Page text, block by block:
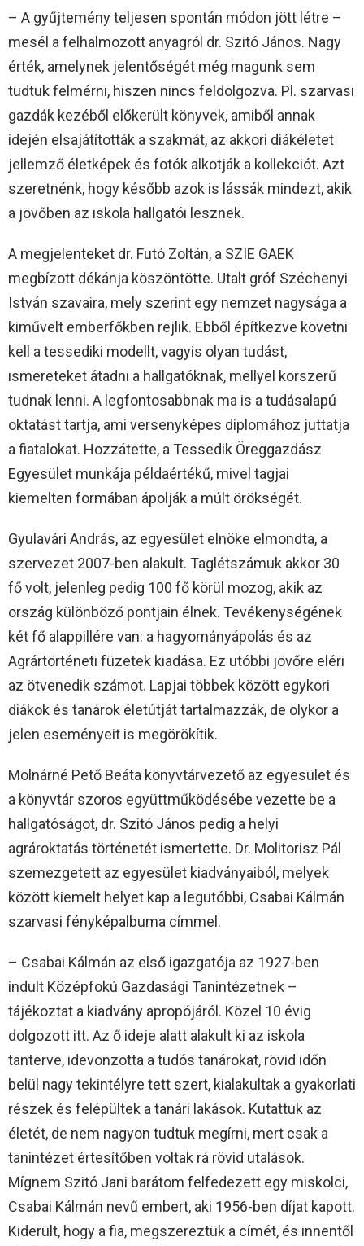
– A gyűjtemény teljesen spontán módon jött létre –
mesél a felhalmozott anyagról dr. Szitó János. Nagy
érték, amelynek jelentőségét még magunk sem
tudtuk felmérni, hiszen nincs feldolgozva. Pl. szarvasi
gazdák kezéből előkerült könyvek, amiből annak
idején elsajátították a szakmát, az akkori diákéletet
jellemző életképek és fotók alkotják a kollekciót. Azt
szeretnénk, hogy később azok is lássák mindezt, akik
a jövőben az iskola hallgatói lesznek.
A megjelenteket dr. Futó Zoltán, a SZIE GAEK
megbízott dékánja köszöntötte. Utalt gróf Széchenyi
István szavaira, mely szerint egy nemzet nagysága a
kiművelt emberfőkben rejlik. Ebből építkezve követni
kell a tessediki modellt, vagyis olyan tudást,
ismereteket átadni a hallgatóknak, mellyel korszerű
tudnak lenni. A legfontosabbnak ma is a tudásalapú
oktatást tartja, ami versenyképes diplomához juttatja
a fiatalokat. Hozzátette, a Tessedik Öreggazdász
Egyesület munkája példaértékű, mivel tagjai
kiemelten formában ápolják a múlt örökségét.
Gyulavári András, az egyesület elnöke elmondta, a
szervezet 2007-ben alakult. Taglétszámuk akkor 30
fő volt, jelenleg pedig 100 fő körül mozog, akik az
ország különböző pontjain élnek. Tevékenységének
két fő alappillére van: a hagyományápolás és az
Agrártörténeti füzetek kiadása. Ez utóbbi jövőre eléri
az ötvenedik számot. Lapjai többek között egykori
diákok és tanárok életútját tartalmazzák, de olykor a
jelen eseményeit is megörökítik.
Molnárné Pető Beáta könyvtárvezető az egyesület és
a könyvtár szoros együttműködésébe vezette be a
hallgatóságot, dr. Szitó János pedig a helyi
agrároktatás történetét ismertette. Dr. Molitorisz Pál
szemezgetett az egyesület kiadványaiból, melyek
között kiemelt helyet kap a legutóbbi, Csabai Kálmán
szarvasi fényképalbuma címmel.
– Csabai Kálmán az első igazgatója az 1927-ben
indult Középfokú Gazdasági Tanintézetnek –
tájékoztat a kiadvány apropójáról. Közel 10 évig
dolgozott itt. Az ő ideje alatt alakult ki az iskola
tanterve, idevonzotta a tudós tanárokat, rövid időn
belül nagy tekintélyre tett szert, kialakultak a gyakorlati
részek és felépültek a tanári lakások. Kutattuk az
életét, de nem nagyon tudtuk megírni, mert csak a
tanintézet értesítőben voltak rá rövid utalások.
Mígnem Szitó Jani barátom felfedezett egy miskolci,
Csabai Kálmán nevű embert, aki 1956-ben díjat kapott.
Kiderült, hogy a fia, megszereztük a címét, és innentől